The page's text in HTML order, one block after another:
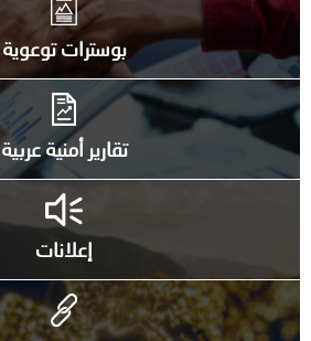
بوسترات توعوية
تقارير أمنية عربية
إعلانات